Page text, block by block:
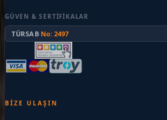
GÜVEN & SERTIFIKALAR
TÜRSAB·No: 2497
BIZE ULAŞIN